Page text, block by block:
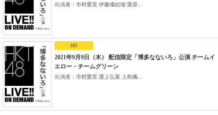
出演者：市村愛里 伊藤優絵瑠 栗原...
HD
2021年9月9日（木） 配信限定「博多なないろ」公演 チームイ
エロー・チームグリーン
出演者：市村愛里 運上弘菜 上島楓...